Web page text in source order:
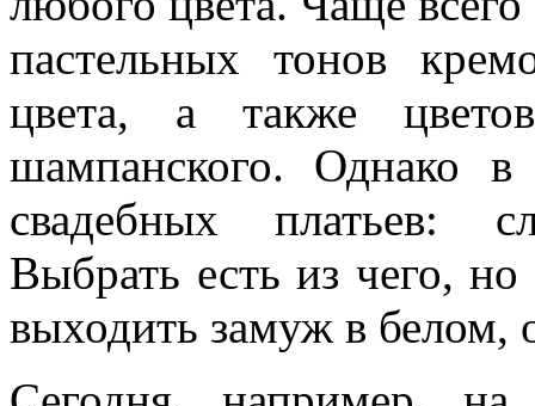
пастельных тонов
цвета, а также
шампанского. Однако
свадебных платьев:
Выбрать есть из чего, но
выходить замуж в белом,